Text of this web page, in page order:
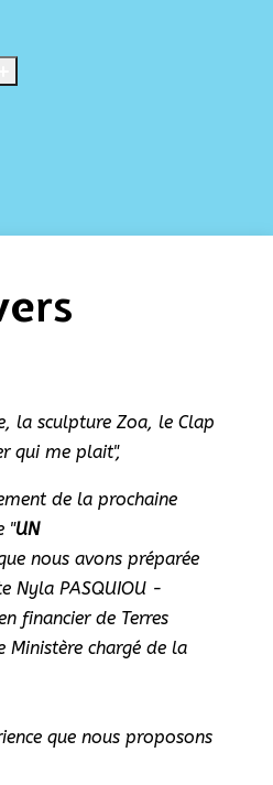
la sculpture Zoa, le Clap
qui me plait",
de la prochaine
"UN
nous avons préparée
Nyla PASQUIOU -
financier de Terres
chargé de la
que nous proposons